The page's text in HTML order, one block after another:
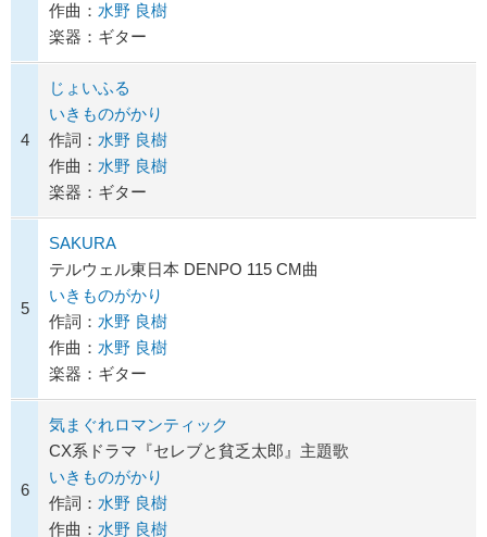
作曲： 水野 良樹
楽器：ギター
4
じょいふる
いきものがかり
作詞： 水野 良樹
作曲： 水野 良樹
楽器：ギター
5
SAKURA
テルウェル東日本 DENPO 115 CM曲
いきものがかり
作詞： 水野 良樹
作曲： 水野 良樹
楽器：ギター
6
気まぐれロマンティック
CX系ドラマ『セレブと貧乏太郎』主題歌
いきものがかり
作詞： 水野 良樹
作曲： 水野 良樹